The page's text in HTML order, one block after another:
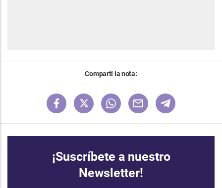
Compartí la nota:
¡Suscríbete a nuestro
Newsletter!